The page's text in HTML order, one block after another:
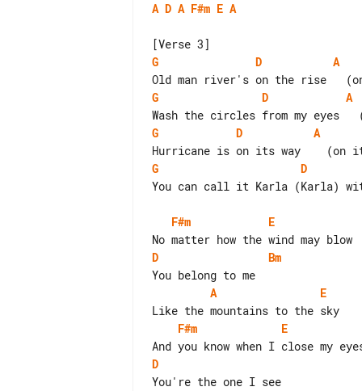
A D A F#m E A
G
D
A
G
D
A
G
D
A
G
D
You can call it Karla (Karla)
F#m
E
D
Bm
A
E
F#m
E
D